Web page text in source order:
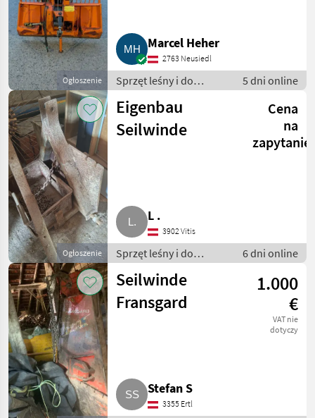
Ogłoszenie
Marcel Heher
2763 Neusiedl
Sprzęt leśny i do
obróbki drewna /
Wciągarki linowe
5 dni online
Ogłoszenie
Eigenbau
Seilwinde
Cena
na
zapytanie
L .
3902 Vitis
Sprzęt leśny i do
obróbki drewna /
Wciągarki linowe
6 dni online
Seilwinde
Fransgard
1.000
€
VAT nie
dotyczy
Stefan S
3355 Ertl